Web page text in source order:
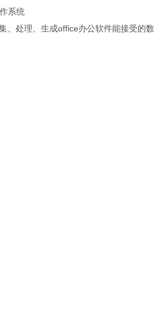
系统
、处理、生成office办公软件能接受的数